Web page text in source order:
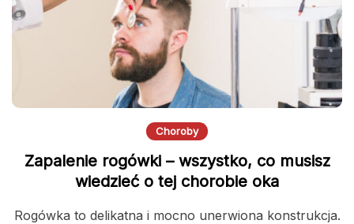
Choroby
Zapalenie rogówki – wszystko, co musisz
wiedzieć o tej chorobie oka
Rogówka to delikatna i mocno unerwiona konstrukcja.